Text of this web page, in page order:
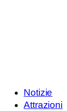
Notizie
Attrazioni